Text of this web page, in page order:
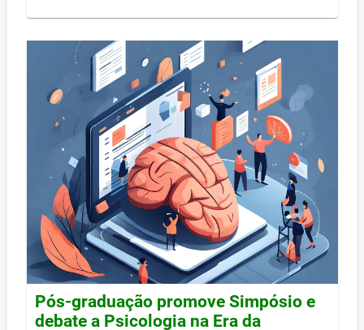
Pós-graduação promove Simpósio e
debate a Psicologia na Era da